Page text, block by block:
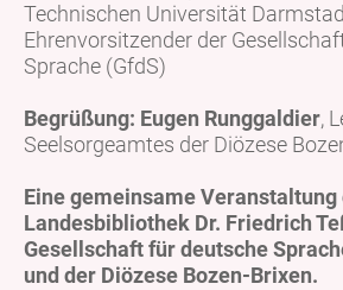
Technischen Universität
Ehrenvorsitzender der
Sprache (GfdS)
Begrüßung: Eugen Runggaldier,
Seelsorgeamtes der Diözese
Eine gemeinsame Veranstaltung
Landesbibliothek Dr. Friedrich
Gesellschaft für deutsche
und der Diözese Bozen-Brixen.